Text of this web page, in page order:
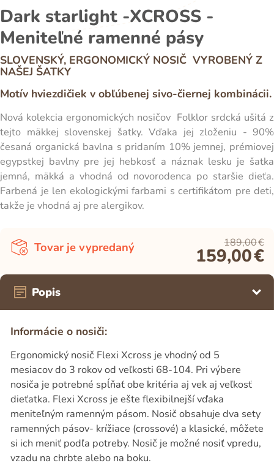
Dark starlight -XCROSS -
Meniteľné ramenné pásy
SLOVENSKÝ, ERGONOMICKÝ NOSIČ VYROBENÝ Z
NAŠEJ ŠATKY
Motív hviezdičiek v obľúbenej sivo-čiernej kombinácii.
Nová kolekcia ergonomických nosičov Folklor srdcká ušitá z
tejto mäkkej slovenskej šatky. Vďaka jej zloženiu - 90%
česaná organická bavlna s pridaním 10% jemnej, prémiovej
egypstkej bavlny pre jej hebkosť a náznak lesku je šatka
jemná, mäkká a vhodná od novorodenca po staršie dieťa.
Farbená je len ekologickými farbami s certifikátom pre deti,
takže je vhodná aj pre alergikov.
Tovar je vypredaný 189,00€
159,00€
Popis
Informácie o nosiči:
Ergonomický nosič Flexi Xcross je vhodný od 5
mesiacov do 3 rokov od veľkosti 68-104. Pri výbere
nosiča je potrebné spĺňať obe kritéria aj vek aj veľkosť
dieťatka. Flexi Xcross je ešte flexibilnejší vďaka
meniteľným ramenným pásom. Nosič obsahuje dva sety
ramenných pásov- krížiace (crossové) a klasické, môžete
si ich meniť podľa potreby. Nosič je možné nosiť vpredu,
vzadu na chrbte alebo na boku.